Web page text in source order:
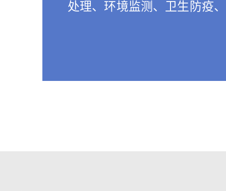
处理、环境监测、卫生防疫